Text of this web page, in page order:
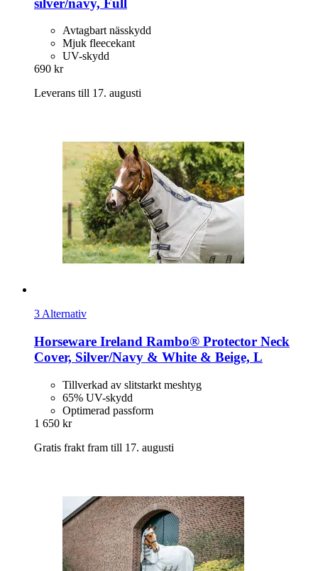
Avtagbart nässkydd
Mjuk fleecekant
UV-skydd
690 kr
Leverans till 17. augusti
3 Alternativ
Horseware Ireland Rambo® Protector Neck
Cover, Silver/Navy & White & Beige, L
Tillverkad av slitstarkt meshtyg
65% UV-skydd
Optimerad passform
1 650 kr
Gratis frakt fram till 17. augusti